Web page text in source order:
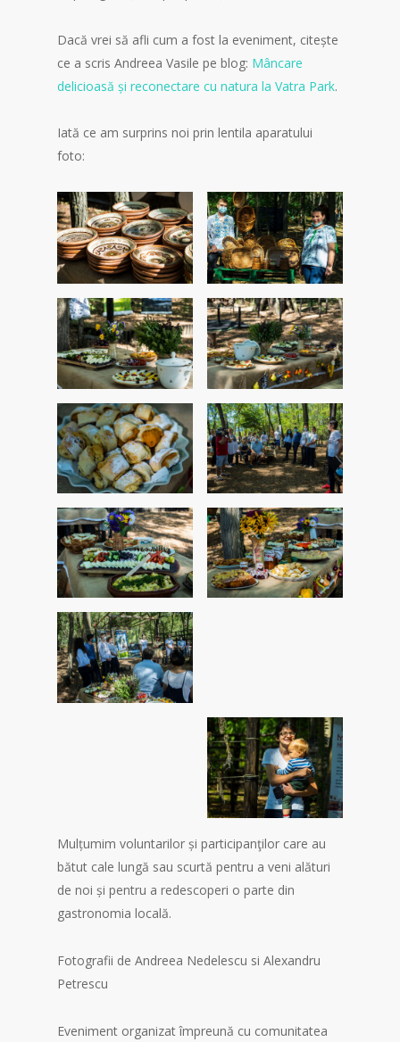
Dacă vrei să afli cum a fost la eveniment, citește
ce a scris Andreea Vasile pe blog: Mâncare
delicioasă și reconectare cu natura la Vatra Park.
Iată ce am surprins noi prin lentila aparatului
foto:
Mulțumim voluntarilor și participanţilor care au
bătut cale lungă sau scurtă pentru a veni alături
de noi și pentru a redescoperi o parte din
gastronomia locală.
Fotografii de Andreea Nedelescu si Alexandru
Petrescu
Eveniment organizat împreună cu comunitatea